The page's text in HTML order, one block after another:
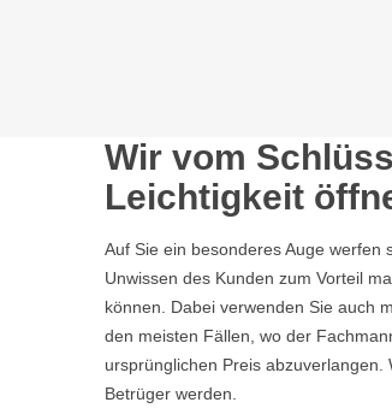
Wir vom
Leichtigkeit
Auf Sie ein besonderes Auge
Unwissen des Kunden zum Vorteil
können. Dabei verwenden Sie auch
den meisten Fällen, wo der
ursprünglichen Preis
Betrüger werden.